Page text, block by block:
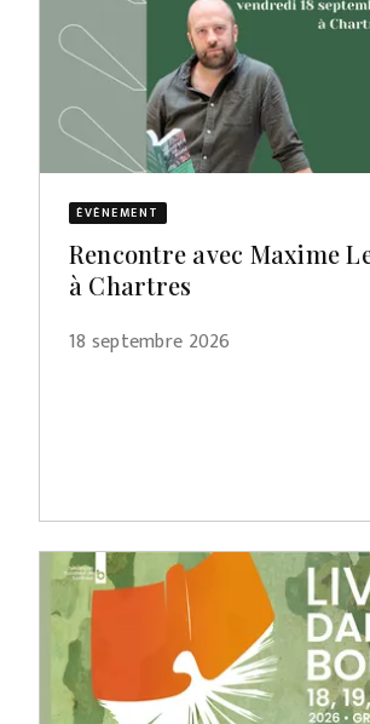
ÉVÈNEMENT
Rencontre avec Maxime
à Chartres
18 septembre 2026